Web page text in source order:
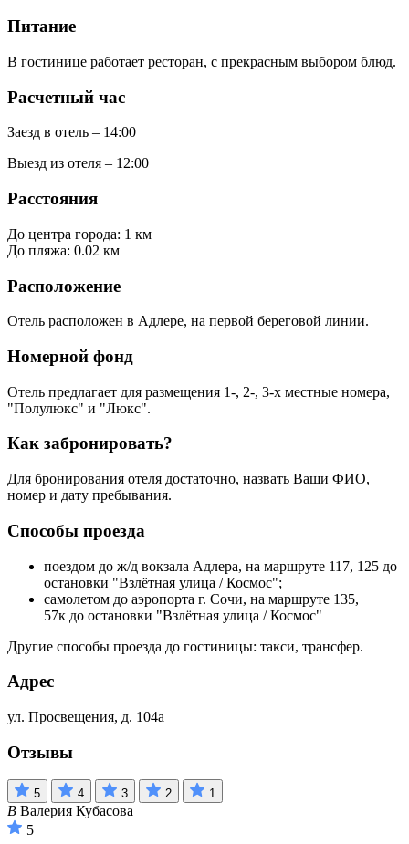
Питание
В гостинице работает ресторан, с прекрасным выбором блюд.
Расчетный час
Заезд в отель – 14:00
Выезд из отеля – 12:00
Расстояния
До центра города: 1 км
До пляжа: 0.02 км
Расположение
Отель расположен в Адлере, на первой береговой линии.
Номерной фонд
Отель предлагает для размещения 1-, 2-, 3-х местные номера,
"Полулюкс" и "Люкс".
Как забронировать?
Для бронирования отеля достаточно, назвать Ваши ФИО,
номер и дату пребывания.
Способы проезда
поездом до ж/д вокзала Адлера, на маршруте 117, 125 до
остановки "Взлётная улица / Космос";
самолетом до аэропорта г. Сочи, на маршруте 135,
57к до остановки "Взлётная улица / Космос"
Другие способы проезда до гостиницы: такси, трансфер.
Адрес
ул. Просвещения, д. 104а
Отзывы
5 4 3 2 1
В Валерия Кубасова
5